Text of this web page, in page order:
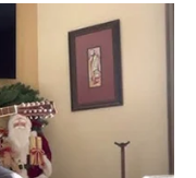
vino od
i dušu